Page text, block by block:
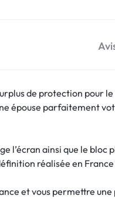
de protection pour
épouse parfaitement
l’écran ainsi que le
réalisée en
et vous permettre